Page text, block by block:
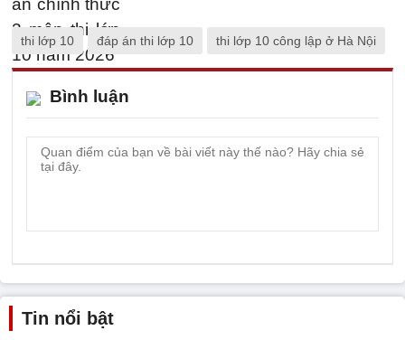
thi lớp 10 đáp án thi lớp 10 thi lớp 10 công lập ở Hà Nội
Bình luận
Tin nổi bật